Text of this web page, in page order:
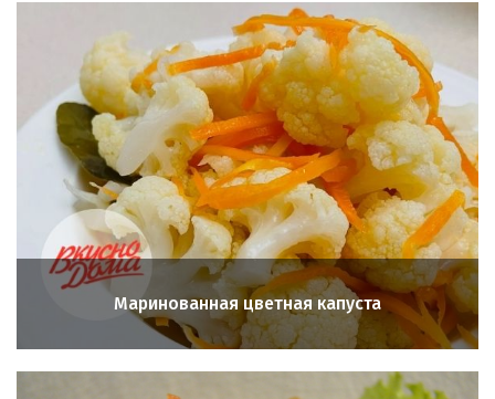
Маринованная цветная капуста